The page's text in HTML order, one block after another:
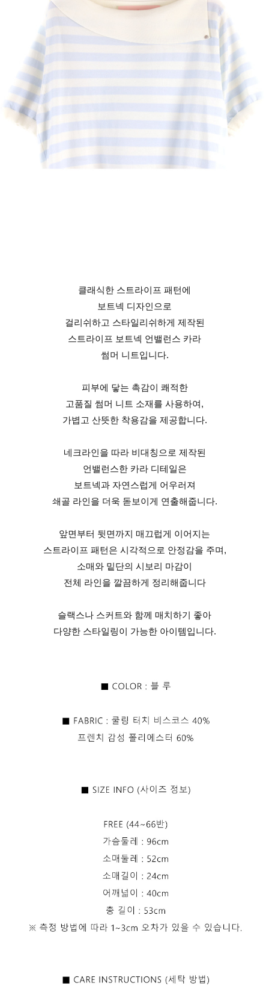
클래식한 스트라이프 패턴에
보트넥 디자인으로
걸리쉬하고 스타일리쉬하게 제작된
스트라이프 보트넥 언밸런스 카라
썸머 니트입니다.
피부에 닿는 촉감이 쾌적한
고품질 썸머 니트 소재를 사용하여,
가볍고 산뜻한 착용감을 제공합니다.
네크라인을 따라 비대칭으로 제작된
언밸런스한 카라 디테일은
보트넥과 자연스럽게 어우러져
쇄골 라인을 더욱 돋보이게 연출해줍니다.
앞면부터 뒷면까지 매끄럽게 이어지는
스트라이프 패턴은 시각적으로 안정감을 주며,
소매와 밑단의 시보리 마감이
전체 라인을 깔끔하게 정리해줍니다
슬랙스나 스커트와 함께 매치하기 좋아